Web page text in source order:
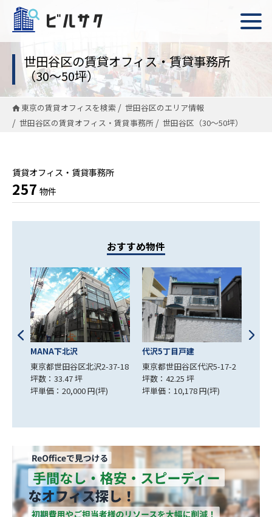
世田谷区の賃貸オフィス・賃貸事務所
（30〜50坪）
東京の賃貸オフィスを検索
世田谷区のエリア情報
世田谷区の賃貸オフィス・賃貸事務所
世田谷区（30〜50坪）
賃貸オフィス・賃貸事務所
257 物件
おすすめ物件
代沢5丁目戸建
東京都世田谷区代沢5-17-2
坪数：42.25 坪
坪単価：10,178 円(坪)
コーセイハイム
東京都世田谷区代沢5-19-13
坪数：33.28 坪
坪単価：13,522 円(坪)